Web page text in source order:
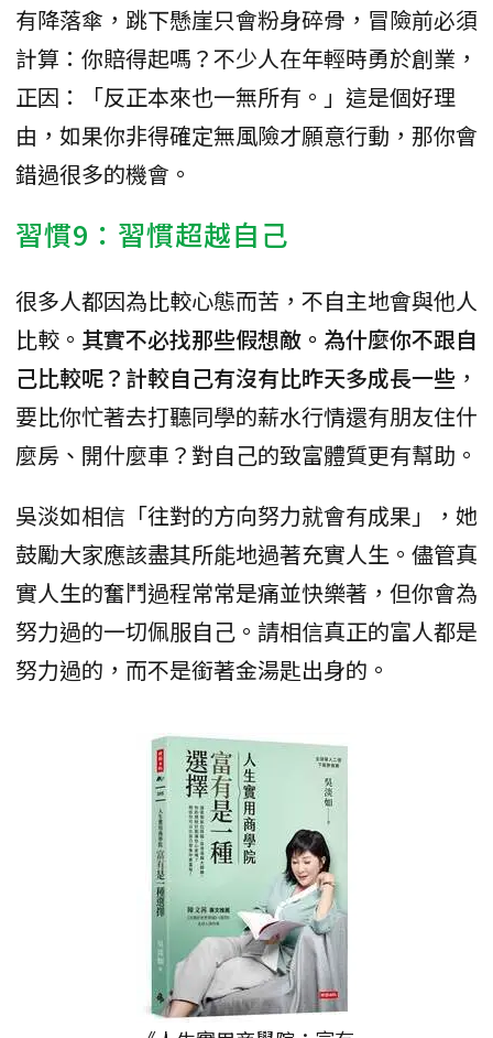
有降落傘，跳下懸崖只會粉身碎骨，冒險前必須
計算：你賠得起嗎？不少人在年輕時勇於創業，
正因：「反正本來也一無所有。」這是個好理
由，如果你非得確定無風險才願意行動，那你會
錯過很多的機會。
習慣9：習慣超越自己
很多人都因為比較心態而苦，不自主地會與他人
比較。 其實不必找那些假想敵。為什麼你不跟自
己比較呢？計較自己有沒有比昨天多成長一些 ，
要比你忙著去打聽同學的薪水行情還有朋友住什
麼房、開什麼車？對自己的致富體質更有幫助。
吳淡如相信「往對的方向努力就會有成果」，她
鼓勵大家應該盡其所能地過著充實人生。儘管真
實人生的奮鬥過程常常是痛並快樂著，但你會為
努力過的一切佩服自己。請相信真正的富人都是
努力過的，而不是銜著金湯匙出身的。